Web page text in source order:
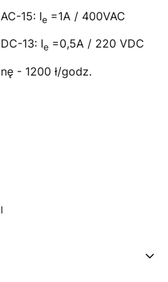
15: Ie =1A / 400VAC
13: Ie =0,5A / 220 VDC
- 1200 ł/godz.